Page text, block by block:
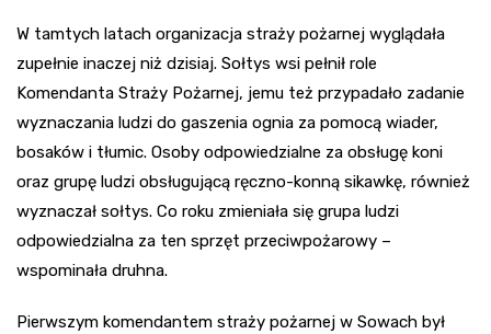
W tamtych latach organizacja straży pożarnej wyglądała
zupełnie inaczej niż dzisiaj. Sołtys wsi pełnił role
Komendanta Straży Pożarnej, jemu też przypadało zadanie
wyznaczania ludzi do gaszenia ognia za pomocą wiader,
bosaków i tłumic. Osoby odpowiedzialne za obsługę koni
oraz grupę ludzi obsługującą ręczno-konną sikawkę, również
wyznaczał sołtys. Co roku zmieniała się grupa ludzi
odpowiedzialna za ten sprzęt przeciwpożarowy –
wspominała druhna.
Pierwszym komendantem straży pożarnej w Sowach był